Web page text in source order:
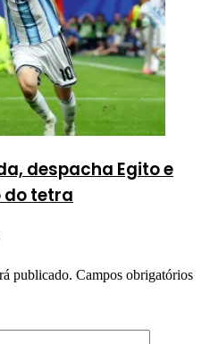
despacha Egito e
do tetra
publicado. Campos obrigatórios